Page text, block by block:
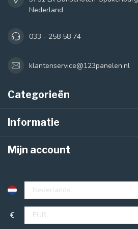
Nederland
033 - 258 58 74
klantenservice@123panelen.nl
Categorieën
Informatie
Mijn account
€